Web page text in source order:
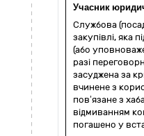
Учасник
Службова
закупівлі, яка
(або
разі
засуджена за
вчинене з
пов’язане з
відмиванням
погашено у